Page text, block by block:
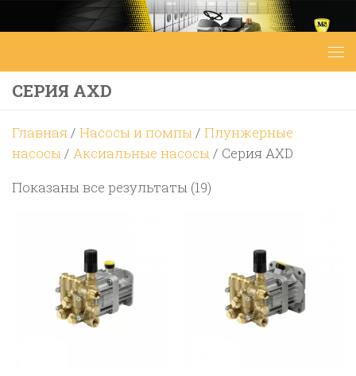
Перейти к содержимому
СЕРИЯ AXD
Главная/ Насосы и помпы/ Плунжерные
насосы/ Аксиальные насосы/ Серия AXD
Показаны все результаты (19)